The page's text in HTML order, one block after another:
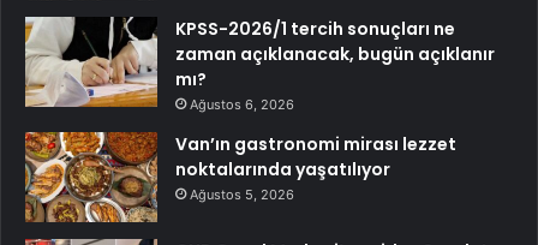
KPSS-2026/1 tercih sonuçları ne
zaman açıklanacak, bugün açıklanır
mı?
Ağustos 6, 2026
Van’ın gastronomi mirası lezzet
noktalarında yaşatılıyor
Ağustos 5, 2026